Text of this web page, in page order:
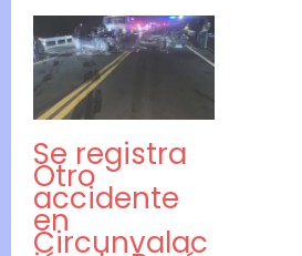
Se registra
Otro
accidente
en
Circunvalac